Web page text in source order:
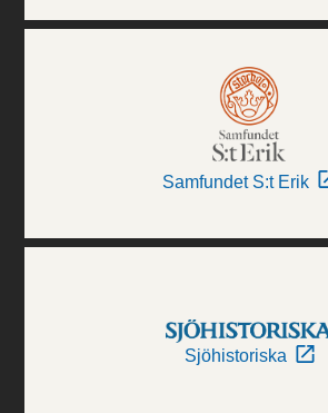
Samfundet S:t Erik
Sjöhistoriska